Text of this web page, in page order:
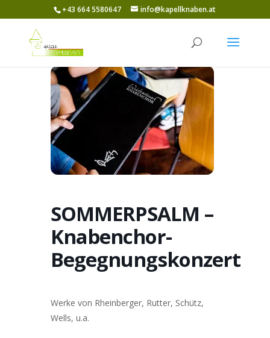
+43 664 5580647 info@kapellknaben.at
SOMMERPSALM –
Knabenchor-
Begegnungskonzert
Werke von Rheinberger, Rutter, Schütz,
Wells, u.a.